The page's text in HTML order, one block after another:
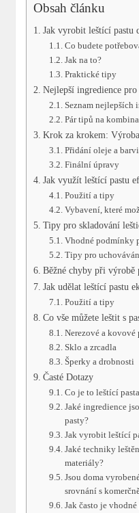
Obsah článku
Jak vyrobit leštící pastu
Co budete
Jak na to?
Praktické tipy
Nejlepší ingredience pro
Seznam nejlepších
Pár tipů na
Krok za krokem:
Přidání oleje a
Finální úpravy
Jak využít leštící pastu
Použití a tipy
Vybavení, které
Tipy pro skladování
Vhodné podmínky
Tipy pro
Běžné chyby při výrobě
Jak udělat leštící pastu
Použití a tipy
Co vše můžete leštit s
Nerezové a kovové
Sklo a zrcadla
Šperky a drobnosti
Časté Dotazy
Co je to leštící
Jaké ingredience
pasty?
Jak vyrobit leštící
Jaké techniky
materiály?
Jsou doma
srovnání s
Jak často je